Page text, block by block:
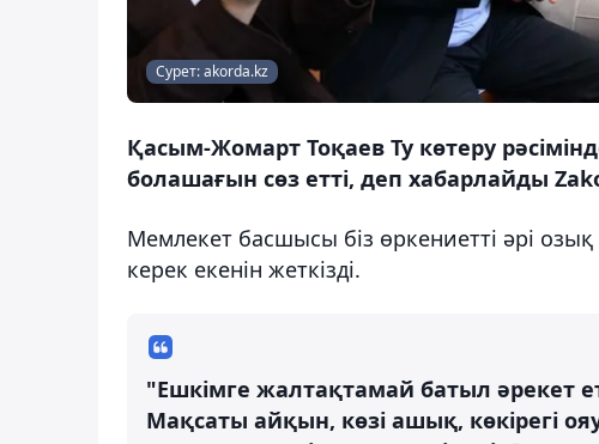
Сурет: akorda.kz
Қасым-Жомарт Тоқаев Ту көтеру
болашағын сөз етті, деп хабарлайды
️Мемлекет басшысы біз өркениетті әрі озық
керек екенін жеткізді.
"Ешкімге жалтақтамай батыл әрекет
Мақсаты айқын, көзі ашық, көкірегі